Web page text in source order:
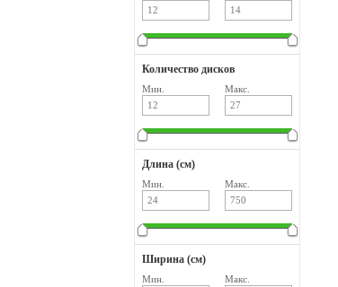
Количество дисков
Мин. Макс.
Длина (см)
Мин. Макс.
Ширина (см)
Мин. Макс.